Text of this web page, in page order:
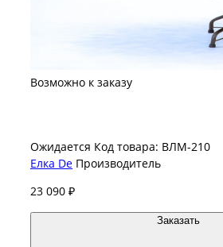
Возможно к заказу
Ожидается Код товара: ВЛМ-210
Елка De Производитель
23 090 ₽
Заказать